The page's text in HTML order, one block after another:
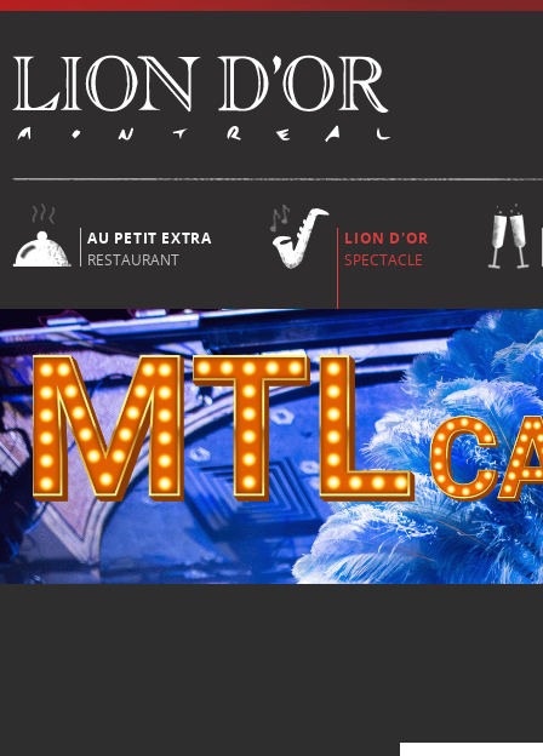
AU PETIT EXTRA
RESTAURANT
LION D'OR
SPECTACLE